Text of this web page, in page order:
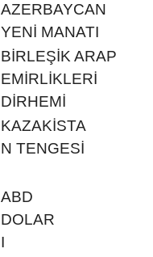
AZERBAYCAN
YENİ MANATI
BİRLEŞİK ARAP
EMİRLİKLERİ
DİRHEMİ
KAZAKİSTA
N TENGESİ
ABD
DOLAR
I